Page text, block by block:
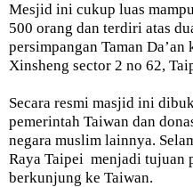
Mesjid ini cukup luas
500 orang dan terdiri atas
persimpangan Taman
Xinsheng sector 2 no 62,
Secara resmi masjid ini
pemerintah Taiwan dan
negara muslim lainnya.
Raya Taipei menjadi tujuan
berkunjung ke Taiwan.